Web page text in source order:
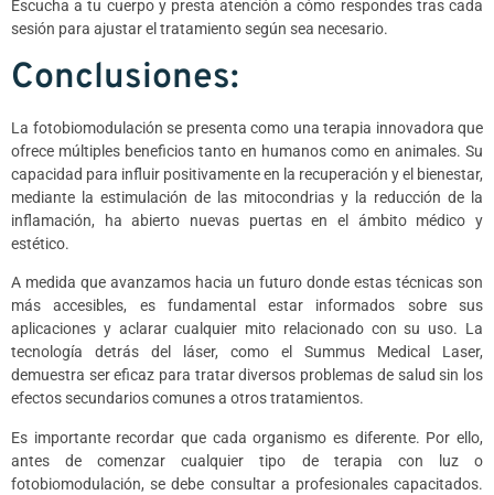
Escucha a tu cuerpo y presta atención a cómo respondes tras cada
sesión para ajustar el tratamiento según sea necesario.
Conclusiones:
La fotobiomodulación se presenta como una terapia innovadora que
ofrece múltiples beneficios tanto en humanos como en animales. Su
capacidad para influir positivamente en la recuperación y el bienestar,
mediante la estimulación de las mitocondrias y la reducción de la
inflamación, ha abierto nuevas puertas en el ámbito médico y
estético.
A medida que avanzamos hacia un futuro donde estas técnicas son
más accesibles, es fundamental estar informados sobre sus
aplicaciones y aclarar cualquier mito relacionado con su uso. La
tecnología detrás del láser, como el Summus Medical Laser,
demuestra ser eficaz para tratar diversos problemas de salud sin los
efectos secundarios comunes a otros tratamientos.
Es importante recordar que cada organismo es diferente. Por ello,
antes de comenzar cualquier tipo de terapia con luz o
fotobiomodulación, se debe consultar a profesionales capacitados.